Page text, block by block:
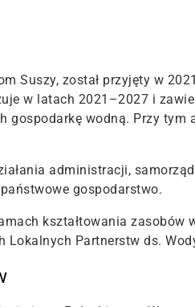
Suszy, został przyjęty w
w latach 2021–2027 i
gospodarkę wodną. Przy tym
administracji,
gospodarstwo.
kształtowania zasobów
Partnerstw ds.